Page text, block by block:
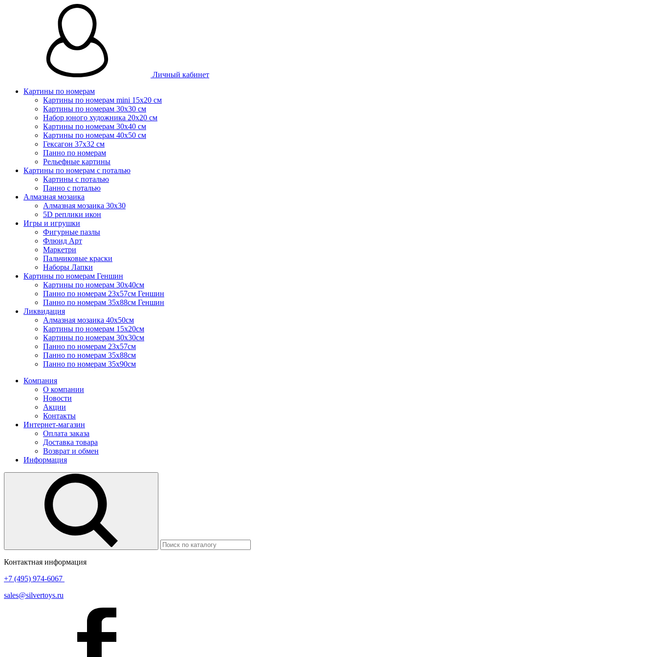
Личный кабинет
Картины по номерам
Картины по номерам mini 15х20 см
Картины по номерам 30x30 см
Набор юного художника 20х20 см
Картины по номерам 30х40 см
Картины по номерам 40х50 см
Гексагон 37х32 см
Панно по номерам
Рельефные картины
Картины по номерам с поталью
Картины с поталью
Панно с поталью
Алмазная мозаика
Алмазная мозаика 30х30
5D реплики икон
Игры и игрушки
Фигурные пазлы
Флюид Арт
Маркетри
Пальчиковые краски
Наборы Лапки
Картины по номерам Геншин
Картины по номерам 30х40см
Панно по номерам 23х57см Геншин
Панно по номерам 35х88см Геншин
Ликвидация
Алмазная мозаика 40х50см
Картины по номерам 15х20см
Картины по номерам 30х30см
Панно по номерам 23х57см
Панно по номерам 35х88см
Панно по номерам 35х90см
Компания
О компании
Новости
Акции
Контакты
Интернет-магазин
Оплата заказа
Доставка товара
Возврат и обмен
Информация
Контактная информация
+7 (495) 974-6067
sales@silvertoys.ru